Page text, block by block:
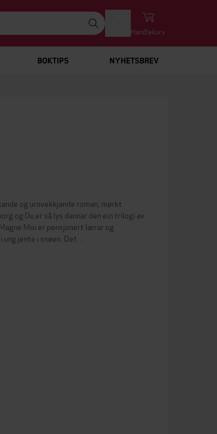
Handlekurv
BOKTIPS NYHETSBREV
og urovekkjande roman, mørkt
og Du er så lys dannar den ein trilogi av
Moi er pensjonert lærar og
jente i snøen. Det…